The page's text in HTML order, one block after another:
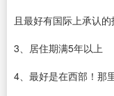
且最好有国际上承认的
3、居住期满5年以上
4、最好是在西部！那